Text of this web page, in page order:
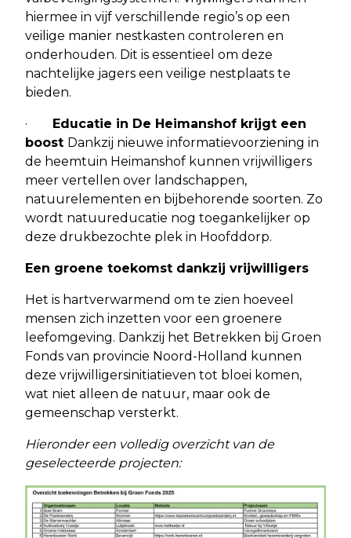
hiermee in vijf verschillende regio’s op een
veilige manier nestkasten controleren en
onderhouden. Dit is essentieel om deze
nachtelijke jagers een veilige nestplaats te
bieden.
· Educatie in De Heimanshof krijgt een
boost Dankzij nieuwe informatievoorziening in
de heemtuin Heimanshof kunnen vrijwilligers
meer vertellen over landschappen,
natuurelementen en bijbehorende soorten. Zo
wordt natuureducatie nog toegankelijker op
deze drukbezochte plek in Hoofddorp.
Een groene toekomst dankzij vrijwilligers
Het is hartverwarmend om te zien hoeveel
mensen zich inzetten voor een groenere
leefomgeving. Dankzij het Betrekken bij Groen
Fonds van provincie Noord-Holland kunnen
deze vrijwilligersinitiatieven tot bloei komen,
wat niet alleen de natuur, maar ook de
gemeenschap versterkt.
Hieronder een volledig overzicht van de
geselecteerde projecten: